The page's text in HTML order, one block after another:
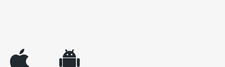
appleinc android